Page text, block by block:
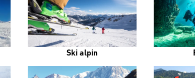
Ski alpin